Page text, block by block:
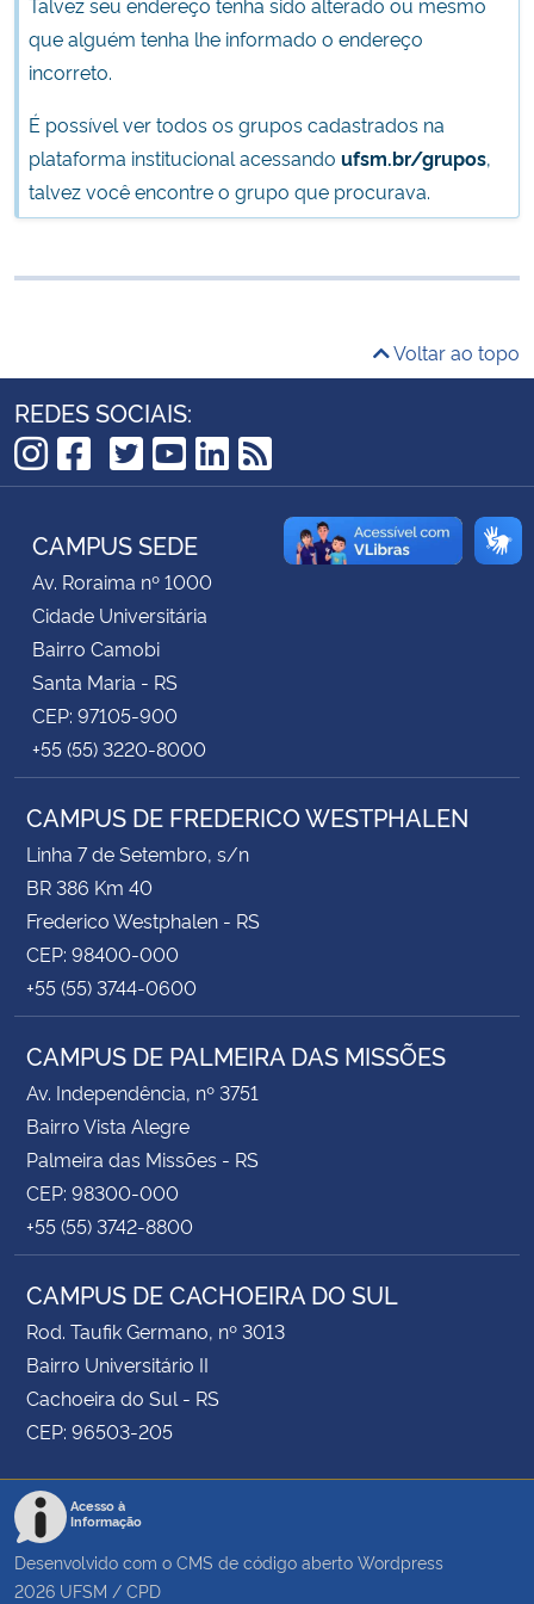
Ministério da Cidadania
Ministério da Saúde
Ministério da Ciência, Tecnologia, Inovações e Comunicações
Ministério do Meio Ambiente
Controladoria-Geral da União
Ministério da Mulher, da Família e dos Direitos Humanos
Secretaria-Geral
Secretaria de Governo
Gabinete de Segurança Institucional
Advocacia-Geral da União
que alguém tenha lhe informado o endereço
incorreto.
É possível ver todos os grupos cadastrados na
plataforma institucional acessando ufsm.br/grupos,
talvez você encontre o grupo que procurava.
Voltar ao topo
REDES SOCIAIS:
Instagram
Facebook
TikTok
Twitter
YouTube
LinkedIn
RSS
CAMPUS SEDE
Av. Roraima nº 1000
Cidade Universitária
Bairro Camobi
Santa Maria - RS
CEP: 97105-900
+55 (55) 3220-8000
CAMPUS DE FREDERICO WESTPHALEN
Linha 7 de Setembro, s/n
BR 386 Km 40
Frederico Westphalen - RS
CEP: 98400-000
+55 (55) 3744-0600
CAMPUS DE PALMEIRA DAS MISSÕES
Av. Independência, nº 3751
Bairro Vista Alegre
Palmeira das Missões - RS
CEP: 98300-000
+55 (55) 3742-8800
CAMPUS DE CACHOEIRA DO SUL
Rod. Taufik Germano, nº 3013
Bairro Universitário II
Cachoeira do Sul - RS
CEP: 96503-205
Acesso à
Informação
Desenvolvido com o CMS de código aberto Wordpress
2026 UFSM / CPD